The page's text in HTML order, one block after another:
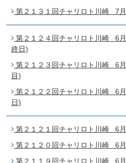
第２１３１回チャリロト川崎 7
第２１２４回チャリロト川崎 6
終日)
第２１２３回チャリロト川崎 6
目)
第２１２２回チャリロト川崎 6
日)
第２１２１回チャリロト川崎 6
第２１２０回チャリロト川崎 6
第２１１９回チャリロト川崎 6